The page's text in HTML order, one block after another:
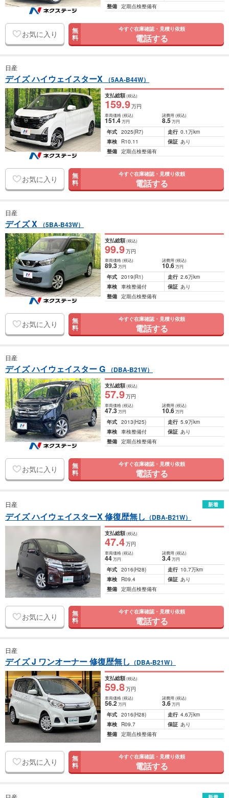
整備 定期点検整備有
お気に入り 無
料
今すぐ在庫確認・見積り依頼
電話する
日産
デイズ ハイウェイスターX （5AA-B44W）
支払総額(税込)
159.9万円
車両価格(税込)
151.4万円
諸費用 (税込)
8.5 万円
年式 2025(R7) 走行 0.1万km
車検
R10.11 保証 あり
整備 定期点検整備有
お気に入り 無
料
今すぐ在庫確認・見積り依頼
電話する
日産
デイズ X （5BA-B43W）
支払総額(税込)
99.9万円
車両価格(税込)
89.3万円
諸費用 (税込)
10.6 万円
年式 2019(R1) 走行 2.6万km
車検 車検整備付 保証 あり
整備 定期点検整備有
お気に入り 無
料
今すぐ在庫確認・見積り依頼
電話する
日産
デイズ ハイウェイスター G （DBA-B21W）
支払総額(税込)
57.9万円
車両価格(税込)
47.3万円
諸費用 (税込)
10.6 万円
年式 2013(H25) 走行 5.9万km
車検 車検整備付 保証 あり
整備 定期点検整備有
お気に入り 無
料
今すぐ在庫確認・見積り依頼
電話する
日産 新着
デイズ ハイウェイスターX 修復歴無し （DBA-B21W）
支払総額(税込)
47.4万円
車両価格(税込)
44万円
諸費用 (税込)
3.4 万円
年式 2016(H28) 走行 10.7万km
車検
R09.4 保証 あり
整備 定期点検整備有
お気に入り 無
料
今すぐ在庫確認・見積り依頼
電話する
日産
デイズ J ワンオーナー 修復歴無し （DBA-B21W）
支払総額(税込)
59.8万円
車両価格(税込)
56.2万円
諸費用 (税込)
3.6 万円
年式 2016(H28) 走行 4.6万km
車検
R09.7 保証 あり
整備 定期点検整備有
お気に入り 無
料
今すぐ在庫確認・見積り依頼
電話する